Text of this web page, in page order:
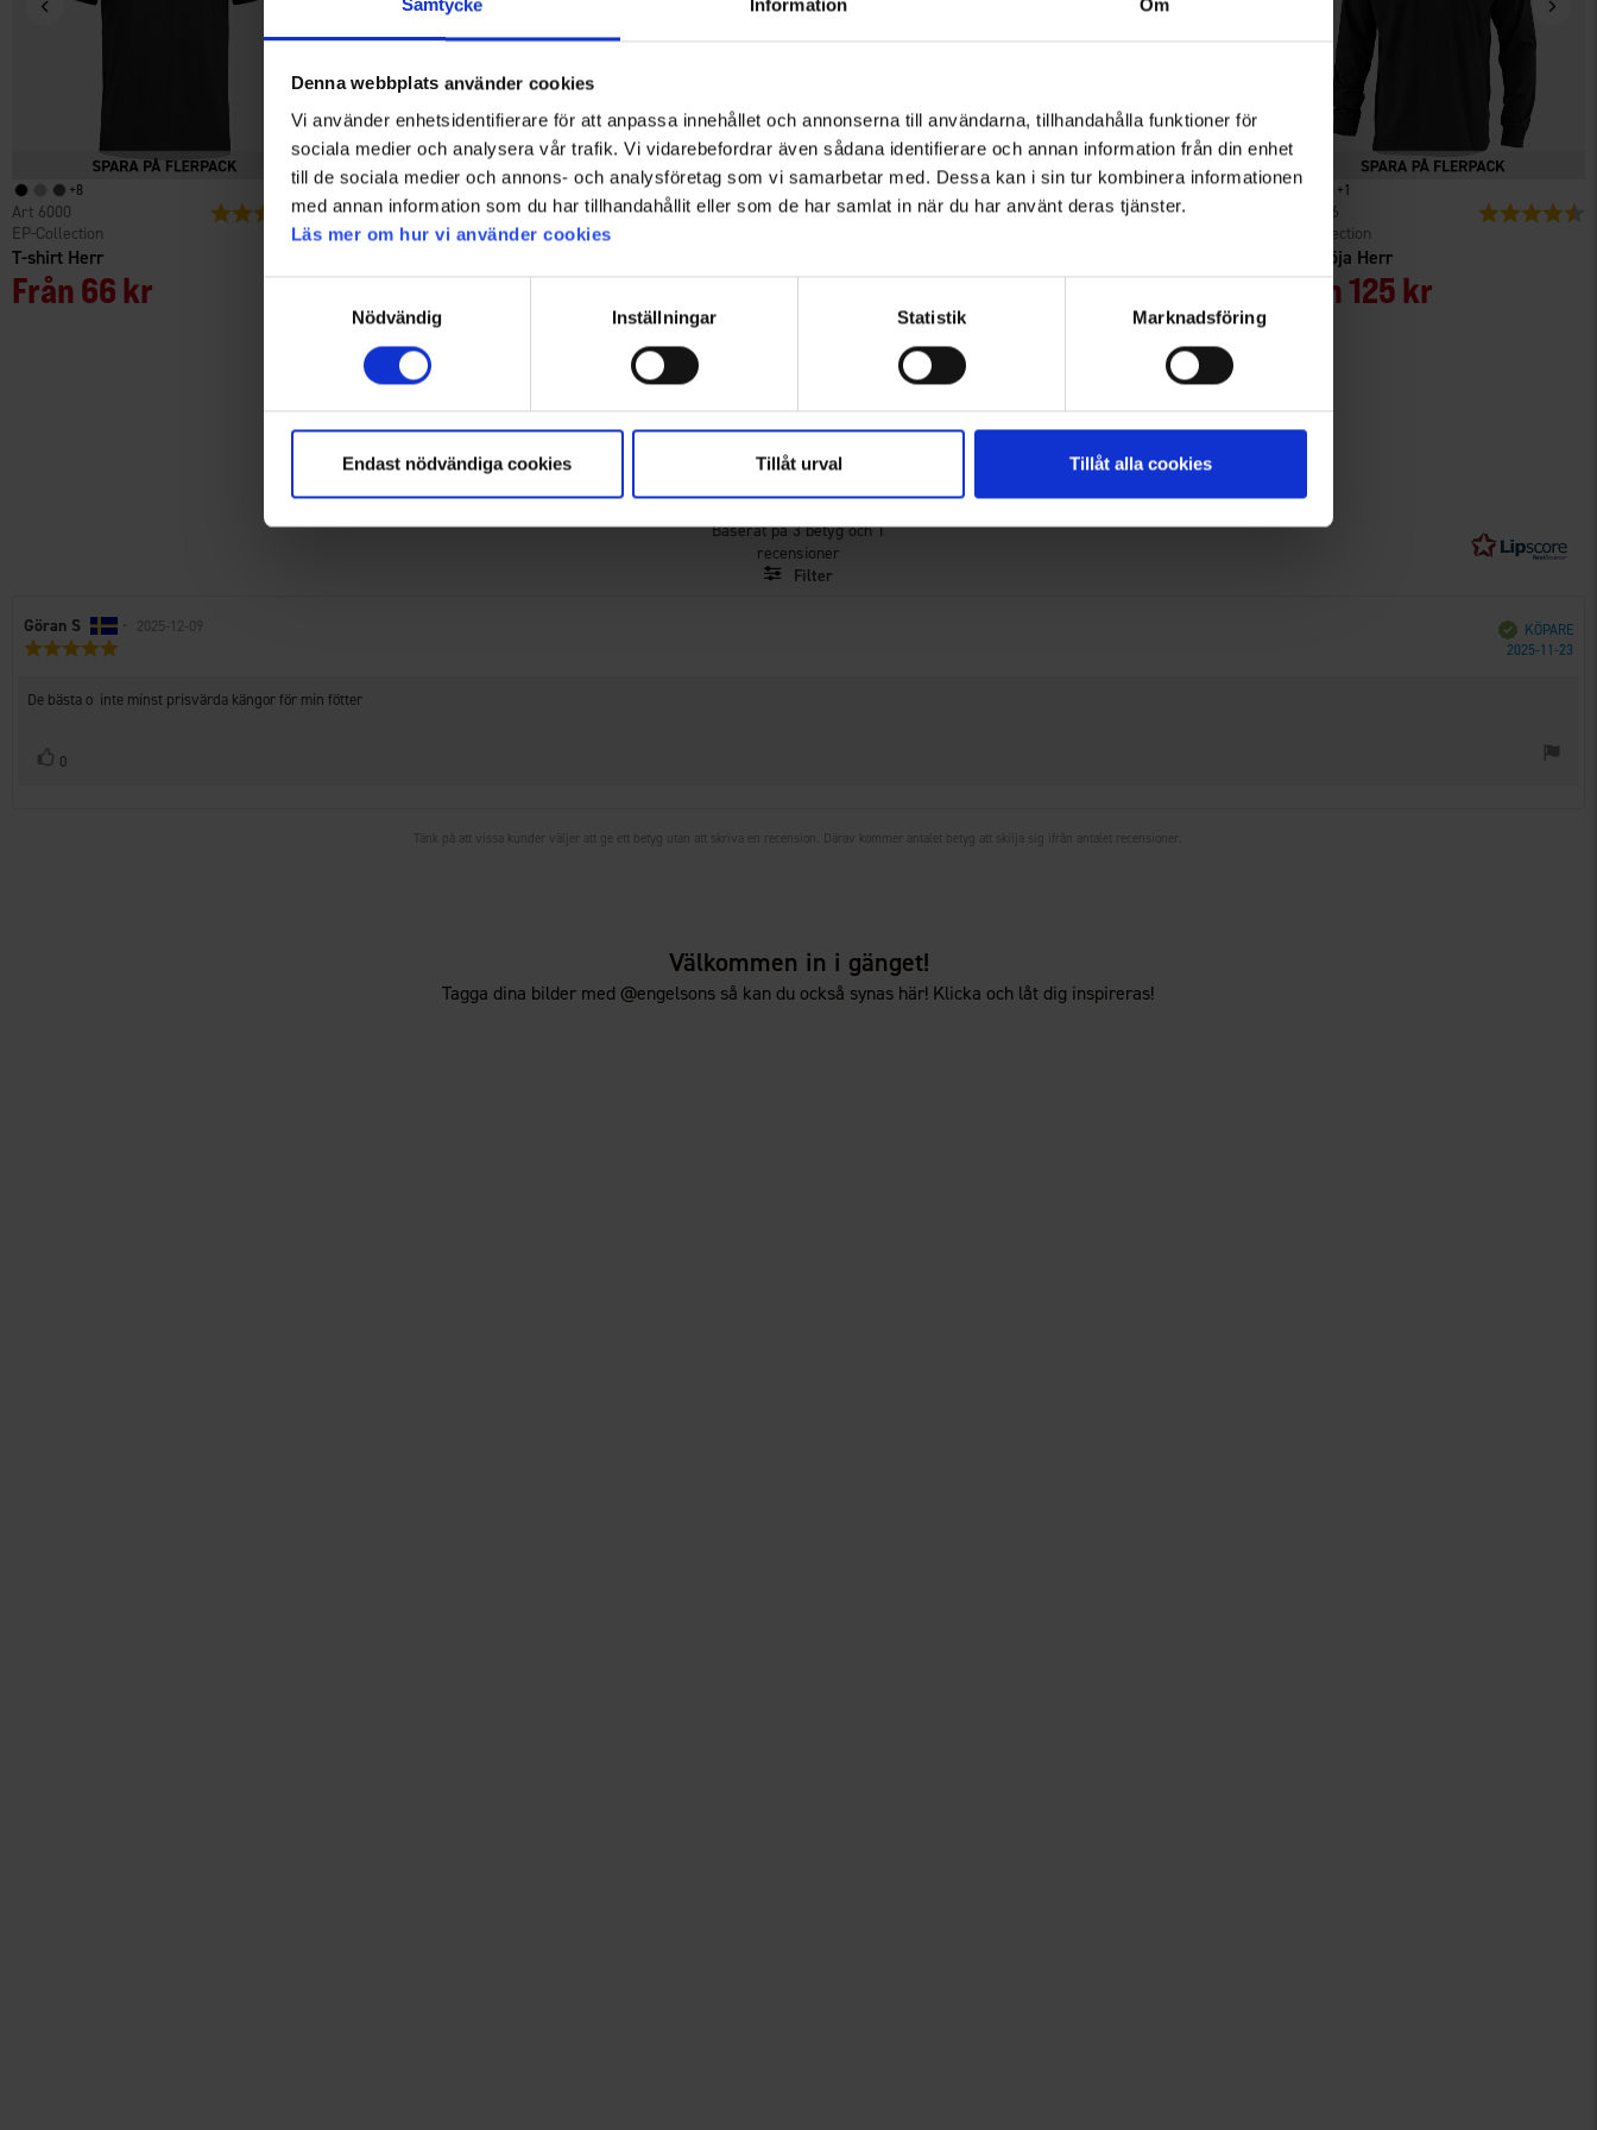
Samtycke Information Om
Denna webbplats använder cookies
Vi använder enhetsidentifierare för att anpassa innehållet och annonserna till användarna, tillhandahålla funktioner för
sociala medier och analysera vår trafik. Vi vidarebefordrar även sådana identifierare och annan information från din enhet
till de sociala medier och annons- och analysföretag som vi samarbetar med. Dessa kan i sin tur kombinera informationen
med annan information som du har tillhandahållit eller som de har samlat in när du har använt deras tjänster.
Läs mer om hur vi använder cookies
Nödvändig
Inställningar Statistik Marknadsföring
Endast nödvändiga cookies Tillåt urval Tillåt alla cookies
+8
T-shirt Herr
EP-Collection
6000
Från66 kr
Betyg: 4.6 utav 5 stjärnor
+4
High Mountain
2579
Från99 kr
Betyg: 4.6 utav 5 stjärnor
+3
3612
149 kr
Betyg: 4.3 utav 5 stjärnor
6170
550 kr
Betyg: 4.7 utav 5 stjärnor
+1
Polotröja Herr
EP-Collection
4396
Från 125 kr
Betyg:
4.7
Betyg:
utav
Baserat på 3 betyg och 1
recensioner
Filter
Recensionsförfattare:
Göran S • Recensionsdatum:
2025-12-09
5
Bekräftad
KÖPARE
2025-11-23
Recensionstext:
De bästa o inte minst prisvärda kängor för min fötter
Rösta
0
Tänk på att vissa kunder väljer att ge ett betyg utan att skriva en recension. Därav kommer antalet betyg att skilja sig ifrån antalet recensioner.
Välkommen in i gänget!
Tagga dina bilder med @engelsons så kan du också synas här! Klicka och låt dig inspireras!